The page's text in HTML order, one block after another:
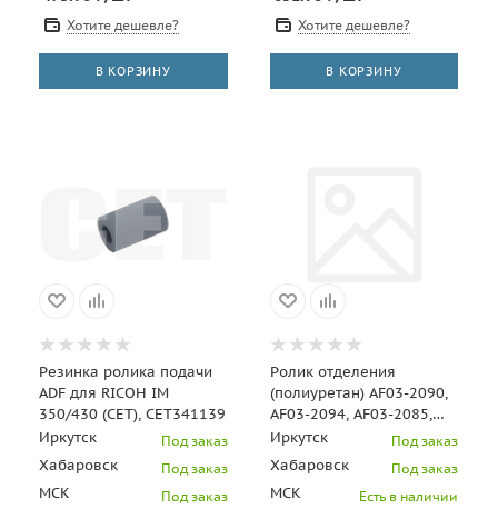
Хотите дешевле?
В КОРЗИНУ
Хотите дешевле?
В КОРЗИНУ
Резинка ролика подачи
ADF для RICOH IM
350/430 (CET), CET341139
Иркутск
Под заказ
Хабаровск Под заказ
МСК Под заказ
Ролик отделения
(полиуретан) AF03-2090,
AF03-2094, AF03-2085,
AF03-2049 для RICOH
Aficio MP C2011/MP
Иркутск Под заказ
Хабаровск Под заказ
МСК Есть в наличии